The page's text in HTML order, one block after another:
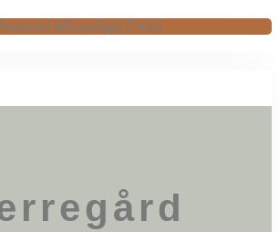
WhatsApp Email